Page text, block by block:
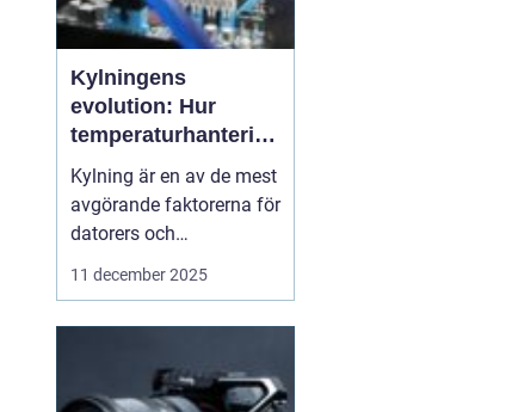
Kylningens
evolution: Hur
temperaturhantering
formar prestanda
och design
Kylning är en av de mest
avgörande faktorerna för
datorers och
elektronikkomponenters
bara livslängden på
processorer och
11 december 2025